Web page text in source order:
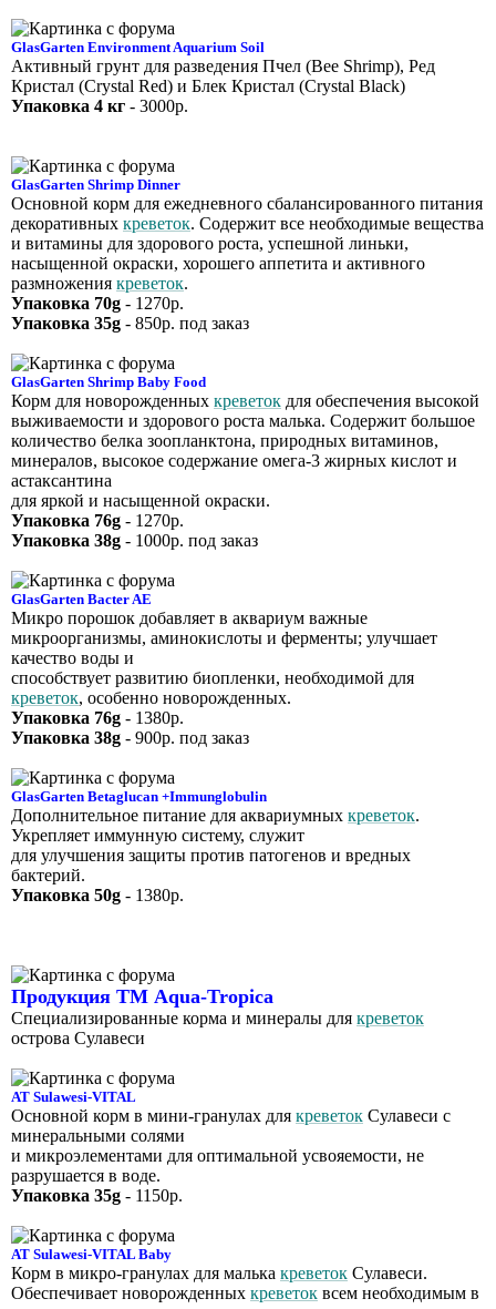
GlasGarten Environment Aquarium Soil
Активный грунт для разведения Пчел (Bee Shrimp), Ред
Кристал (Crystal Red) и Блек Кристал (Crystal Black)
Упаковка 4 кг - 3000р.
GlasGarten Shrimp Dinner
Основной корм для ежедневного сбалансированного питания
декоративных креветок. Содержит все необходимые вещества
и витамины для здорового роста, успешной линьки,
насыщенной окраски, хорошего аппетита и активного
размножения креветок.
Упаковка 70g - 1270р.
Упаковка 35g - 850р. под заказ
GlasGarten Shrimp Baby Food
Корм для новорожденных креветок для обеспечения высокой
выживаемости и здорового роста малька. Содержит большое
количество белка зоопланктона, природных витаминов,
минералов, высокое содержание омега-3 жирных кислот и
астаксантина
для яркой и насыщенной окраски.
Упаковка 76g - 1270р.
Упаковка 38g - 1000р. под заказ
GlasGarten Bacter AE
Микро порошок добавляет в аквариум важные
микроорганизмы, аминокислоты и ферменты; улучшает
качество воды и
способствует развитию биопленки, необходимой для
креветок, особенно новорожденных.
Упаковка 76g - 1380р.
Упаковка 38g - 900р. под заказ
GlasGarten Betaglucan +Immunglobulin
Дополнительное питание для аквариумных креветок.
Укрепляет иммунную систему, служит
для улучшения защиты против патогенов и вредных
бактерий.
Упаковка 50g - 1380р.
Продукция ТМ Aqua-Tropica
Специализированные корма и минералы для креветок
острова Сулавеси
AT Sulawesi-VITAL
Основной корм в мини-гранулах для креветок Сулавеси с
минеральными солями
и микроэлементами для оптимальной усвояемости, не
разрушается в воде.
Упаковка 35g - 1150р.
AT Sulawesi-VITAL Baby
Корм в микро-гранулах для малька креветок Сулавеси.
Обеспечивает новорожденных креветок всем необходимым в